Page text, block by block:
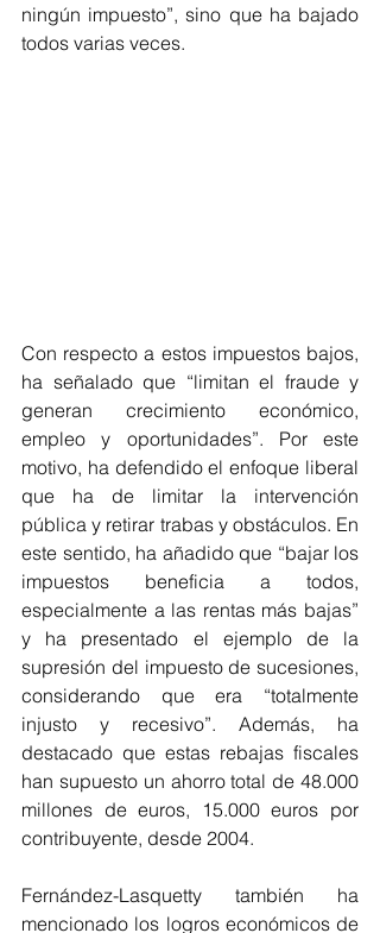
ningún impuesto”, sino que ha bajado
todos varias veces.
Con respecto a estos impuestos bajos,
ha señalado que “limitan el fraude y
generan crecimiento económico,
empleo y oportunidades”. Por este
motivo, ha defendido el enfoque liberal
que ha de limitar la intervención
pública y retirar trabas y obstáculos. En
este sentido, ha añadido que “bajar los
impuestos beneficia a todos,
especialmente a las rentas más bajas”
y ha presentado el ejemplo de la
supresión del impuesto de sucesiones,
considerando que era “totalmente
injusto y recesivo”. Además, ha
destacado que estas rebajas fiscales
han supuesto un ahorro total de 48.000
millones de euros, 15.000 euros por
contribuyente, desde 2004.
Fernández-Lasquetty también ha
mencionado los logros económicos de